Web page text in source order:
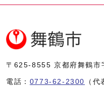
〒625-8555 京都府舞鶴市
電話： 0773-62-2300 （代